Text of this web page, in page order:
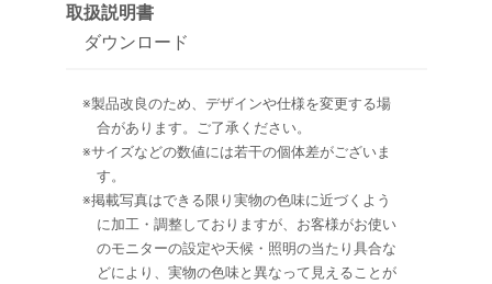
取扱説明書
ダウンロード
※製品改良のため、デザインや仕様を変更する場
合があります。ご了承ください。
※サイズなどの数値には若干の個体差がございま
す。
※掲載写真はできる限り実物の色味に近づくよう
に加工・調整しておりますが、お客様がお使い
のモニターの設定や天候・照明の当たり具合な
どにより、実物の色味と異なって見えることが